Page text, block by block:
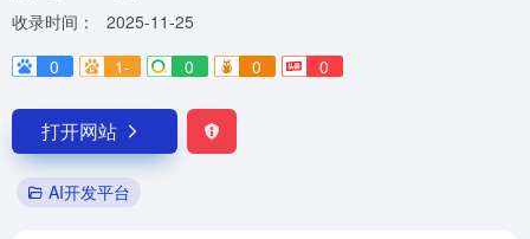
收录时间：
2025-11-25
0
1- 0 0 0
打开网站
AI开发平台